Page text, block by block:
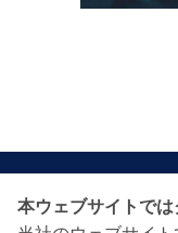
本ウェブサイトで